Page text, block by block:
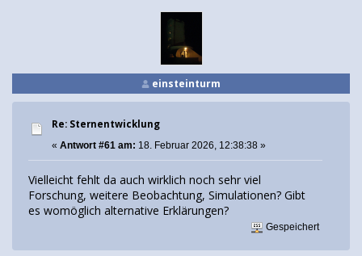
einsteinturm
Re: Sternentwicklung
« Antwort #61 am: 18. Februar 2026, 12:38:38 »
Vielleicht fehlt da auch wirklich noch sehr viel
Forschung, weitere Beobachtung, Simulationen? Gibt
es womöglich alternative Erklärungen?
Gespeichert